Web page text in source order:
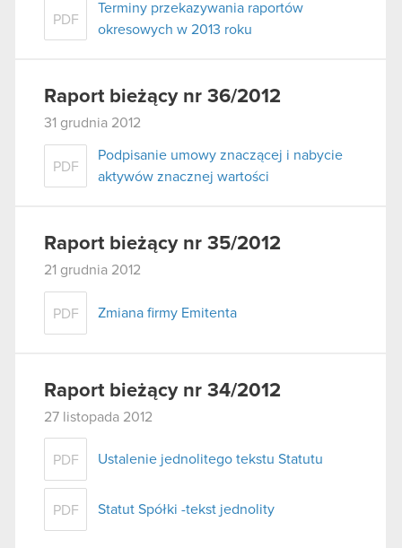
PDF
Terminy przekazywania raportów
okresowych w 2013 roku
Raport bieżący nr 36/2012
31 grudnia 2012
PDF
Podpisanie umowy znaczącej i nabycie
aktywów znacznej wartości
Raport bieżący nr 35/2012
21 grudnia 2012
PDF Zmiana firmy Emitenta
Raport bieżący nr 34/2012
27 listopada 2012
PDF Ustalenie jednolitego tekstu Statutu
PDF Statut Spółki -tekst jednolity